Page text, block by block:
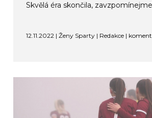
Skvělá éra skončila,
12.11.2022 | Ženy Sparty | Redakce |